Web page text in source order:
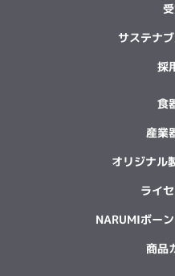
サステナ
採
食
産業
オリジナル
ライ
NARUMIボー
商品